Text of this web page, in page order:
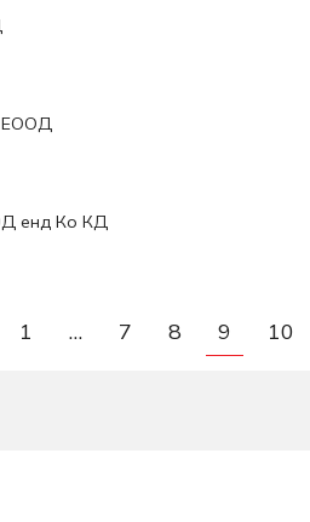
енд Ко КД
1 … 7 8 9 10